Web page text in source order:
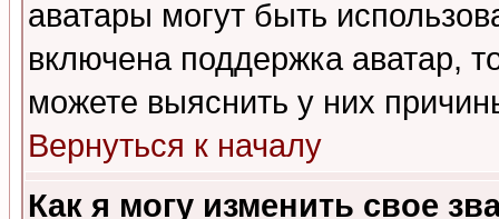
аватары могут быть
включена поддержка аватар,
можете выяснить у них
Вернуться к началу
Как я могу изменить свое